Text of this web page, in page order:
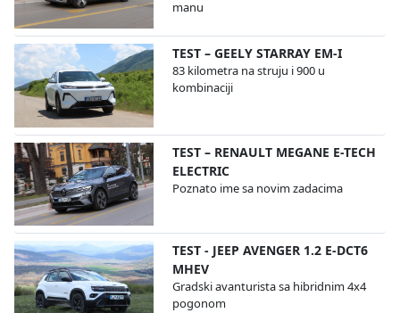
manu
TEST – GEELY STARRAY EM-I
83 kilometra na struju i 900 u
kombinaciji
TEST – RENAULT MEGANE E-TECH
ELECTRIC
Poznato ime sa novim zadacima
TEST - JEEP AVENGER 1.2 E-DCT6
MHEV
Gradski avanturista sa hibridnim 4x4
pogonom